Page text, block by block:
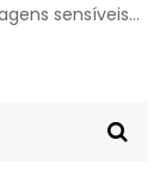
sensíveis